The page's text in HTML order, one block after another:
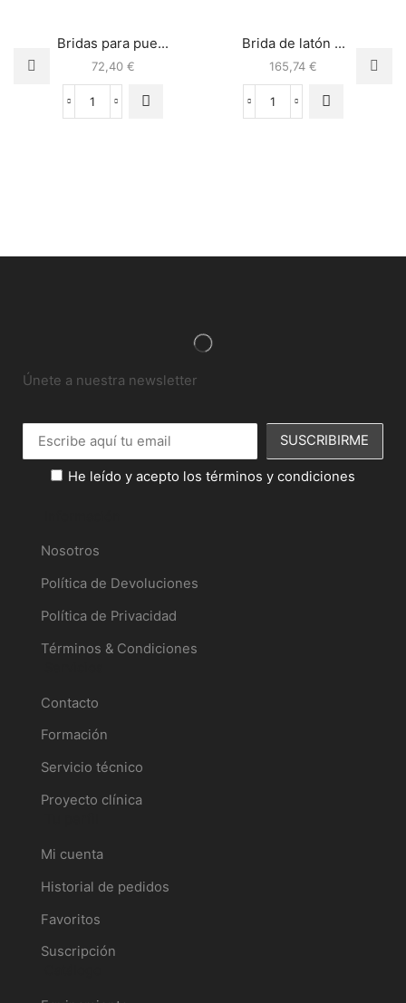
Bridas para pue...
72,40 €
Brida de latón ...
165,74 €
Únete a nuestra newsletter
He leído y acepto los términos y condiciones
Nosotros
Política de Devoluciones
Política de Privacidad
Términos & Condiciones
Contacto
Formación
Servicio técnico
Proyecto clínica
Mi cuenta
Historial de pedidos
Favoritos
Suscripción